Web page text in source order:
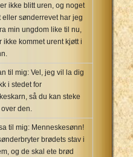
ikke blitt uren, og noget
eller sønderrevet har jeg
min ungdom like til nu,
ikke kommet urent kjøtt i
til mig: Vel, jeg vil la dig
i stedet for
så du kan steke
den.
til mig: Menneskesønn!
brødets stav i
og de skal ete brød